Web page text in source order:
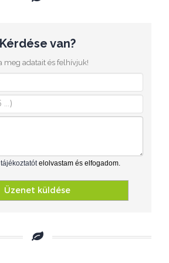
Kérdése van?
meg adatait és felhívjuk!
elolvastam és elfogadom.
Üzenet küldése